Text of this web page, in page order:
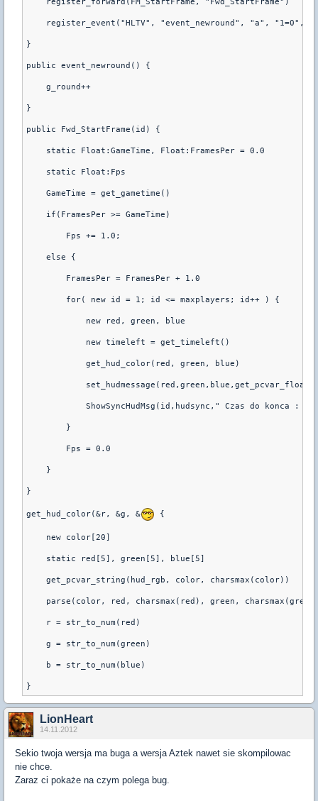
register_event("HLTV", "event_newround", "a", "1=0",
}
public event_newround() {
    g_round++
}
public Fwd_StartFrame(id) {
    static Float:GameTime, Float:FramesPer = 0.0
    static Float:Fps
    GameTime = get_gametime()
    if(FramesPer >= GameTime)
        Fps += 1.0;
    else {
        FramesPer = FramesPer + 1.0
        for( new id = 1; id <= maxplayers; id++ ) {
            new red, green, blue
            new timeleft = get_timeleft()
            get_hud_color(red, green, blue)
ShowSyncHudMsg(id,hudsync," Czas do konca :
        }
        Fps = 0.0
    }
}
get_hud_color(&r, &g, & {
    new color[20]
    static red[5], green[5], blue[5]
    get_pcvar_string(hud_rgb, color, charsmax(color))
parse(color, red, charsmax(red), green,
    r = str_to_num(red)
    g = str_to_num(green)
    b = str_to_num(blue)
LionHeart
14.11.2012
Sekio twoja wersja ma buga a wersja Aztek nawet sie skompilowac
nie chce.
Zaraz ci pokaże na czym polega bug.